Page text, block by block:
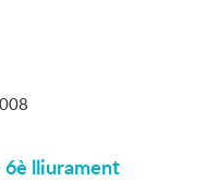
6è lliurament